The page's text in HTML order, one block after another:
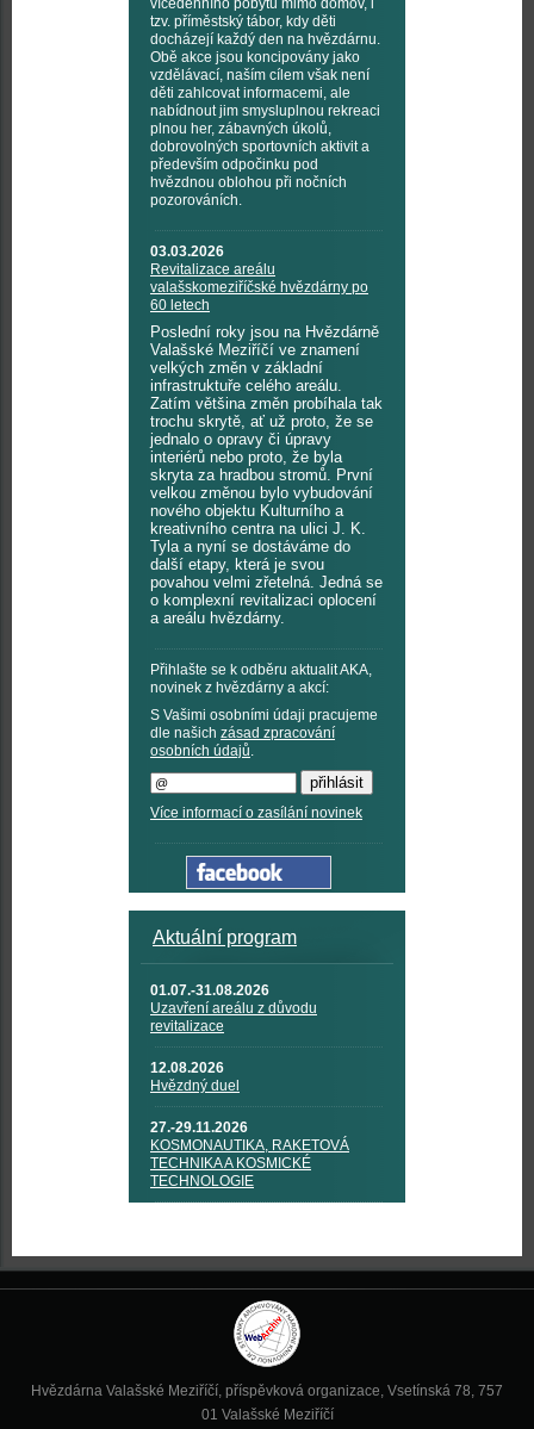
vícedenního pobytu mimo domov, i
tzv. příměstský tábor, kdy děti
docházejí každý den na hvězdárnu.
Obě akce jsou koncipovány jako
vzdělávací, naším cílem však není
děti zahlcovat informacemi, ale
nabídnout jim smysluplnou rekreaci
plnou her, zábavných úkolů,
dobrovolných sportovních aktivit a
především odpočinku pod
hvězdnou oblohou při nočních
pozorováních.
03.03.2026
Revitalizace areálu
valašskomeziříčské hvězdárny po
60 letech
Poslední roky jsou na Hvězdárně
Valašské Meziříčí ve znamení
velkých změn v základní
infrastruktuře celého areálu.
Zatím většina změn probíhala tak
trochu skrytě, ať už proto, že se
jednalo o opravy či úpravy
interiérů nebo proto, že byla
skryta za hradbou stromů. První
velkou změnou bylo vybudování
nového objektu Kulturního a
kreativního centra na ulici J. K.
Tyla a nyní se dostáváme do
další etapy, která je svou
povahou velmi zřetelná. Jedná se
o komplexní revitalizaci oplocení
a areálu hvězdárny.
Přihlašte se k odběru aktualit AKA,
novinek z hvězdárny a akcí:
S Vašimi osobními údaji pracujeme
dle našich zásad zpracování
osobních údajů.
Více informací o zasílání novinek
Aktuální program
01.07.-31.08.2026
Uzavření areálu z důvodu
revitalizace
12.08.2026
Hvězdný duel
27.-29.11.2026
KOSMONAUTIKA, RAKETOVÁ
TECHNIKA A KOSMICKÉ
TECHNOLOGIE
Hvězdárna Valašské Meziříčí, příspěvková organizace, Vsetínská 78, 757
01 Valašské Meziříčí